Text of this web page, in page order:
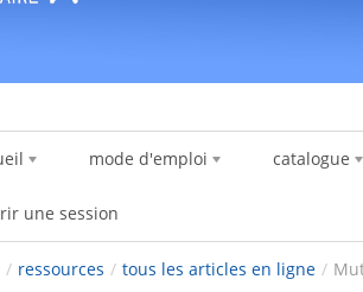
mode d'emploi catalogue
une session
/ ressources / tous les articles en ligne /